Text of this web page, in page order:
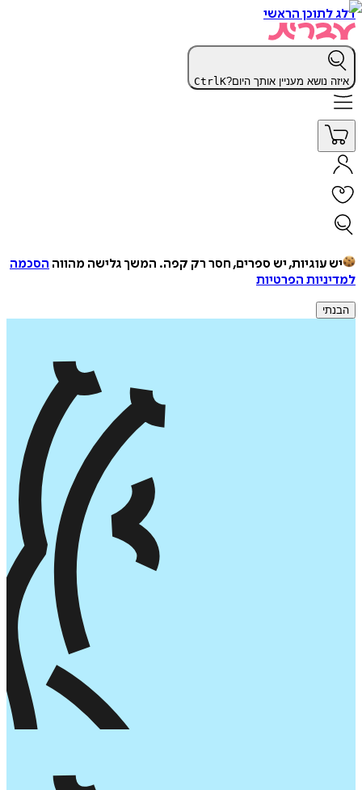
דלג לתוכן הראשי
איזה נושא מעניין אותך היום? CtrlK
יש עוגיות, יש ספרים, חסר רק קפה. המשך גלישה מהווה הסכמה
למדיניות הפרטיות
הבנתי